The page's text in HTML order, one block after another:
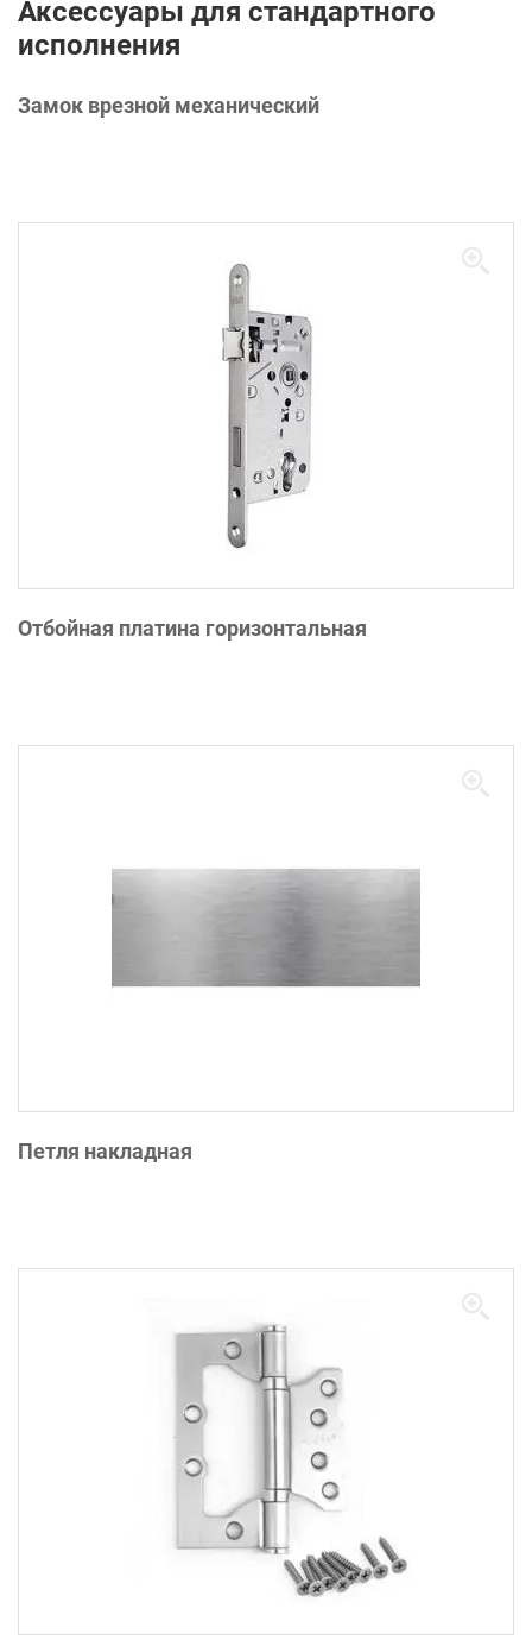
Аксессуары для стандартного
исполнения
Замок врезной механический
Отбойная платина горизонтальная
Петля накладная